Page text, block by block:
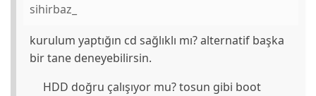
sihirbaz_
kurulum yaptığın cd sağlıklı mı? alternatif başka
bir tane deneyebilirsin.
HDD doğru çalışıyor mu? tosun gibi boot